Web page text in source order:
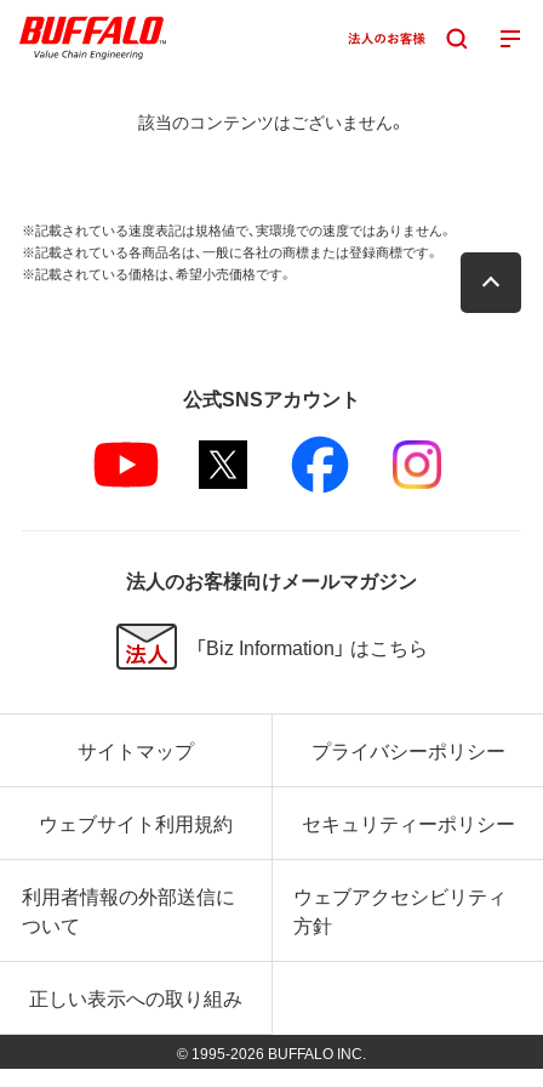
該当のコンテンツはございません。
※記載されている速度表記は規格値で、実環境での速度ではありません。
※記載されている各商品名は、一般に各社の商標または登録商標です。
※記載されている価格は、希望小売価格です。
公式SNSアカウント
法人のお客様向けメールマガジン
「Biz Information」 はこちら
サイトマップ プライバシーポリシー
ウェブサイト利用規約 セキュリティーポリシー
利用者情報の外部送信に
ついて
ウェブアクセシビリティ
方針
正しい表示への取り組み
© 1995-2026 BUFFALO INC.